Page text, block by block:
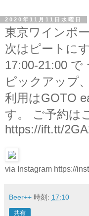
2020年11月11日水曜日
東京ワインポ
次はピートに
17:00-21:00
ピックアップ
利用はGOTO
す。 ご予約は
https://ift.tt/
via Instagram https://
Beer++ 時刻: 17:10
共有